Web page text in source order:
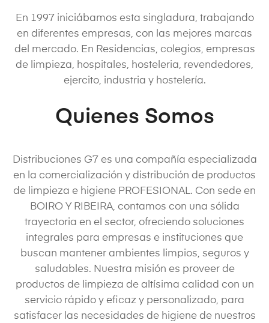
En 1997 iniciábamos esta singladura, trabajando
en diferentes empresas, con las mejores marcas
del mercado. En Residencias, colegios, empresas
de limpieza, hospitales, hosteleria, revendedores,
ejercito, industria y hostelería.
Quienes Somos
Distribuciones G7 es una compañía especializada
en la comercialización y distribución de productos
de limpieza e higiene PROFESIONAL. Con sede en
BOIRO Y RIBEIRA, contamos con una sólida
trayectoria en el sector, ofreciendo soluciones
integrales para empresas e instituciones que
buscan mantener ambientes limpios, seguros y
saludables. Nuestra misión es proveer de
productos de limpieza de altísima calidad con un
servicio rápido y eficaz y personalizado, para
satisfacer las necesidades de higiene de nuestros